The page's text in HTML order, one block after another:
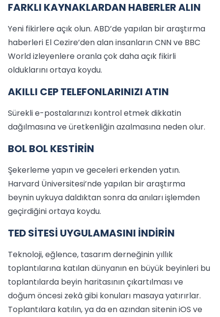
FARKLI KAYNAKLARDAN HABERLER ALIN
Yeni fikirlere açık olun. ABD’de yapılan bir araştırma
haberleri El Cezire’den alan insanların CNN ve BBC
World izleyenlere oranla çok daha açık fikirli
olduklarını ortaya koydu.
AKILLI CEP TELEFONLARINIZI ATIN
Sürekli e-postalarınızı kontrol etmek dikkatin
dağılmasına ve üretkenliğin azalmasına neden olur.
BOL BOL KESTİRİN
Şekerleme yapın ve geceleri erkenden yatın.
Harvard Üniversitesi’nde yapılan bir araştırma
beynin uykuya daldıktan sonra da anıları işlemden
geçirdiğini ortaya koydu.
TED SİTESİ UYGULAMASINI İNDİRİN
Teknoloji, eğlence, tasarım derneğinin yıllık
toplantılarına katılan dünyanın en büyük beyinleri bu
toplantılarda beyin haritasının çıkartılması ve
doğum öncesi zekâ gibi konuları masaya yatırırlar.
Toplantılara katılın, ya da en azından sitenin iOS ve